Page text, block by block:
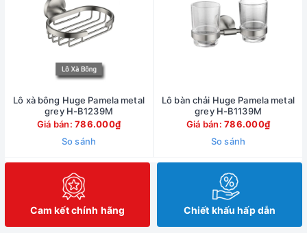
Lô xà bông Huge Pamela metal
grey H-B1239M
Giá bán:786.000₫
So sánh
Lô bàn chải Huge Pamela metal
grey H-B1139M
Giá bán:786.000₫
So sánh
Cam kết chính hãng Chiết khấu hấp dẫn